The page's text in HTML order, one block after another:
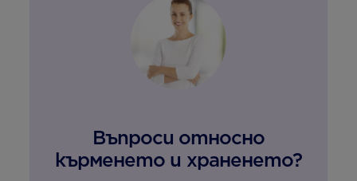
Въпроси относно
кърменето и храненето?